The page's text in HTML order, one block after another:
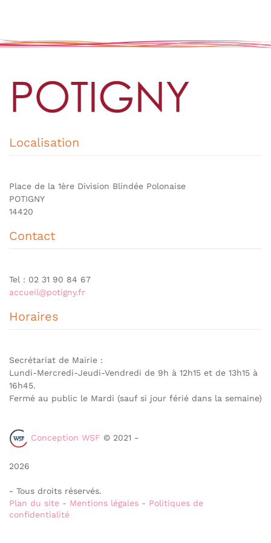
Localisation
Place de la 1ère Division Blindée Polonaise
POTIGNY
14420
Contact
Tel : 02 31 90 84 67
accueil@potigny.fr
Horaires
Secrétariat de Mairie :
Lundi-Mercredi-Jeudi-Vendredi de 9h à 12h15 et de 13h15 à
16h45.
Fermé au public le Mardi (sauf si jour férié dans la semaine)
Conception WSF © 2021 -
2026
- Tous droits réservés.
Plan du site - Mentions légales - Politiques de
confidentialité